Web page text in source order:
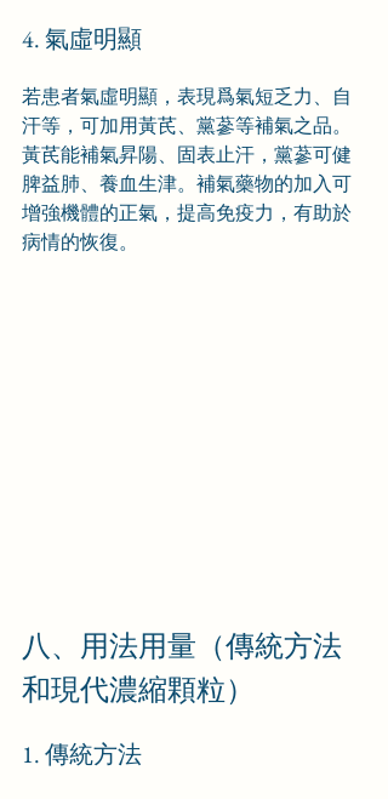
4. 氣虛明顯
若患者氣虛明顯，表現爲氣短乏力、自
汗等，可加用黃芪、黨蔘等補氣之品。
黃芪能補氣昇陽、固表止汗，黨蔘可健
脾益肺、養血生津。補氣藥物的加入可
增強機體的正氣，提高免疫力，有助於
病情的恢復。
八、用法用量（傳統方法
和現代濃縮顆粒）
1. 傳統方法